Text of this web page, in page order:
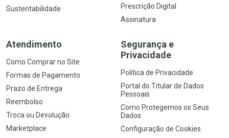
Sustentabilidade
Prescrição Digital
Assinatura
Atendimento
Como Comprar no Site
Formas de Pagamento
Prazo de Entrega
Reembolso
Troca ou Devolução
Marketplace
Segurança e
Privacidade
Política de Privacidade
Portal do Titular de Dados
Pessoais
Como Protegemos os Seus
Dados
Configuração de Cookies